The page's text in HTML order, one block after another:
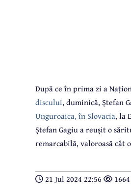
După ce în prima zi a
discului, duminică, Ștefan
Unguroaica, în Slovacia, la
Ștefan Gagiu a reușit o
remarcabilă, valoroasă cât
21 Jul 2024 22:56